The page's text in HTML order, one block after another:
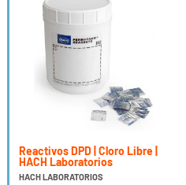
Reactivos DPD | Cloro Libre |
HACH Laboratorios
HACH LABORATORIOS